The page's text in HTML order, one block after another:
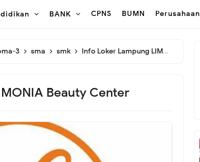
BANK CPNS BUMN Perusahaan
3 sma smk Info Loker Lampung LIMONIA Beauty Center
Beauty Center